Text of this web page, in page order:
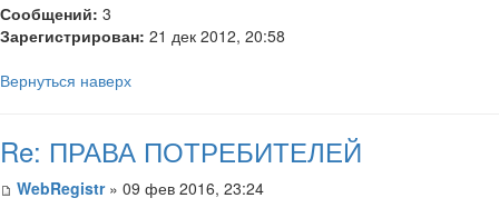
Сообщений: 3
Зарегистрирован: 21 дек 2012, 20:58
Вернуться наверх
Re: ПРАВА ПОТРЕБИТЕЛЕЙ
WebRegistr» 09 фев 2016, 23:24